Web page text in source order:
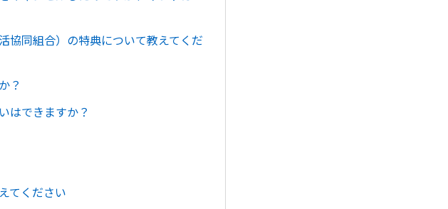
協同組合）の特典について教えてくだ
？
はできますか？
てください